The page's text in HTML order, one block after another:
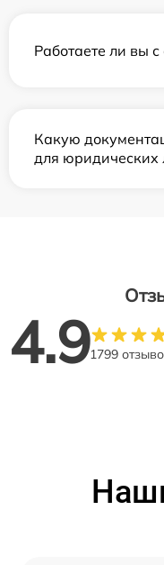
Работаете ли вы
Какую
для юридических
4.91799